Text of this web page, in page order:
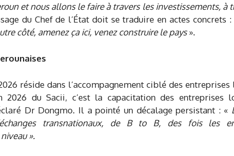
et nous allons le faire à travers les investissements, à
du Chef de l’État doit se traduire en actes concrets :
côté, amenez ça ici, venez construire le pays».
réside dans l’accompagnement ciblé des entreprises
2026 du Sacii, c’est la capacitation des entreprises
Dr Dongmo. Il a pointé un décalage persistant : «
transnationaux, de B to B, des fois les
».